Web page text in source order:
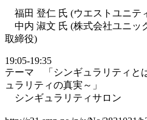
福田 登仁 氏 (ウエストユニテ
中内 淑文 氏 (株式会社ユニッ
取締役)
19:05-19:35
テーマ 「シンギュラリティと
ュラリティの真実～」
シンギュラリティサロン